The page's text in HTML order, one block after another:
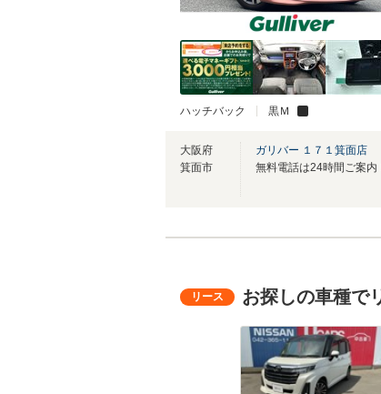
ハッチバック 黒Ｍ
大阪府
箕面市
ガリバー １７１箕面店
お探しの車種で